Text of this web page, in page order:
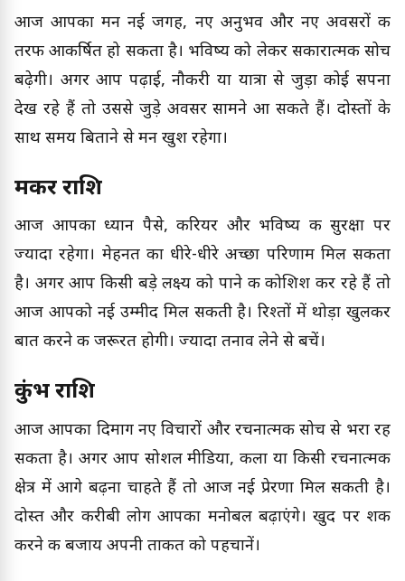
आज आपका मन नई जगह, नए अनुभव और नए अवसरों की
तरफ आकर्षित हो सकता है। भविष्य को लेकर सकारात्मक सोच
बढ़ेगी। अगर आप पढ़ाई, नौकरी या यात्रा से जुड़ा कोई सपना
देख रहे हैं तो उससे जुड़े अवसर सामने आ सकते हैं। दोस्तों के
साथ समय बिताने से मन खुश रहेगा।
मकर राशि
आज आपका ध्यान पैसे, करियर और भविष्य की सुरक्षा पर
ज्यादा रहेगा। मेहनत का धीरे-धीरे अच्छा परिणाम मिल सकता
है। अगर आप किसी बड़े लक्ष्य को पाने की कोशिश कर रहे हैं तो
आज आपको नई उम्मीद मिल सकती है। रिश्तों में थोड़ा खुलकर
बात करने की जरूरत होगी। ज्यादा तनाव लेने से बचें।
कुंभ राशि
आज आपका दिमाग नए विचारों और रचनात्मक सोच से भरा रह
सकता है। अगर आप सोशल मीडिया, कला या किसी रचनात्मक
क्षेत्र में आगे बढ़ना चाहते हैं तो आज नई प्रेरणा मिल सकती है।
दोस्त और करीबी लोग आपका मनोबल बढ़ाएंगे। खुद पर शक
करने की बजाय अपनी ताकत को पहचानें।